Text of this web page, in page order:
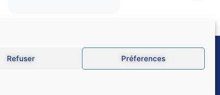
Refuser Préferences